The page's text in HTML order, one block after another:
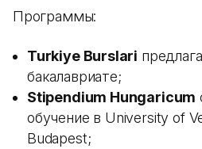
Программы:
Turkiye Burslari
бакалавриате;
Stipendium Hungaricum
обучение в University of
Budapest;